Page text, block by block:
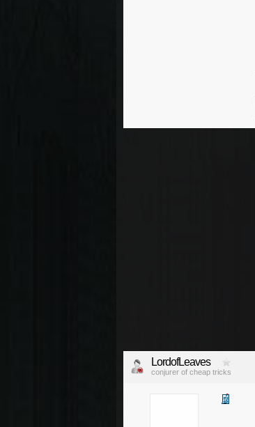
LordofLeaves
conjurer of cheap tricks